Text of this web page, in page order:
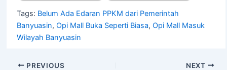
Tags: Belum Ada Edaran PPKM dari Pemerintah
Banyuasin, Opi Mall Buka Seperti Biasa, Opi Mall Masuk
Wilayah Banyuasin
PREVIOUS NEXT